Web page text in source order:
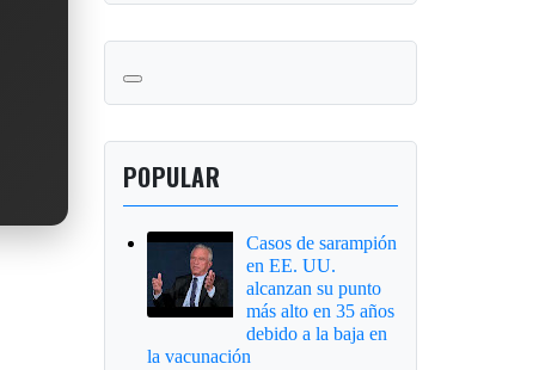
POPULAR
Casos de sarampión
en EE. UU.
alcanzan su punto
más alto en 35 años
debido a la baja en
la vacunación